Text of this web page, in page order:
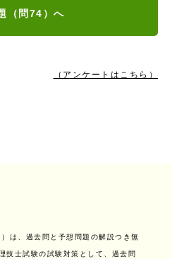
（問74）へ
（アンケートはこちら）
は、過去問と予想問題の解説つき無
技士試験の試験対策として、過去問